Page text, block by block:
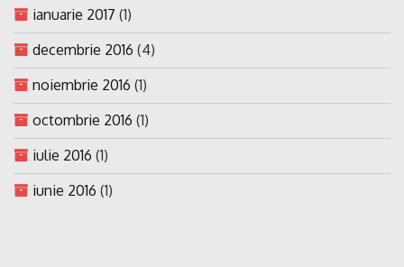
ianuarie 2017 (1)
decembrie 2016 (4)
noiembrie 2016 (1)
octombrie 2016 (1)
iulie 2016 (1)
iunie 2016 (1)